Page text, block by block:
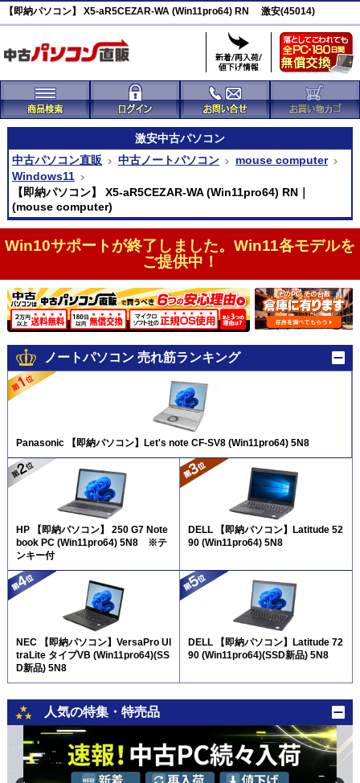
【即納パソコン】 X5-aR5CEZAR-WA (Win11pro64) RN 激安(45014)
激安中古パソコン
中古パソコン直販
中古ノートパソコン
mouse computer
Windows11
【即納パソコン】 X5-aR5CEZAR-WA (Win11pro64) RN｜
(mouse computer)
Win10サポートが終了しました。Win11各モデルを
ご提供中！
ノートパソコン 売れ筋ランキング
Panasonic 【即納パソコン】Let's note CF-SV8 (Win11pro64) 5N8
HP 【即納パソコン】 250 G7 Note
book PC (Win11pro64) 5N8 ※テ
ンキー付
DELL 【即納パソコン】Latitude 52
90 (Win11pro64) 5N8
NEC 【即納パソコン】VersaPro Ul
traLite タイプVB (Win11pro64)(SS
D新品) 5N8
DELL 【即納パソコン】Latitude 72
90 (Win11pro64)(SSD新品) 5N8
人気の特集・特売品